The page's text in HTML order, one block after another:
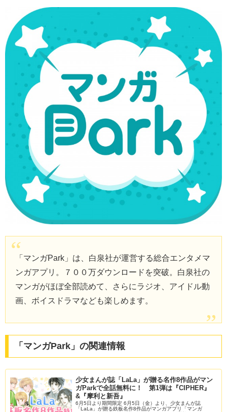
「マンガPark」は、白泉社が運営する総合エンタメマ
ンガアプリ。７００万ダウンロードを突破。白泉社の
マンガがほぼ全部読めて、さらにラジオ、アイドル動
画、ボイスドラマなども楽しめます。
「マンガPark」の関連情報
少女まんが誌「LaLa」が贈る名作8作品がマン
ガParkで全話無料に！ 第1弾は『CIPHER』
&『摩利と新吾』
6月5日より期間限定 6月5日（金）より、少女まんが誌
「LaLa」が贈る鉄板名作8作品がマンガアプリ「マンガ